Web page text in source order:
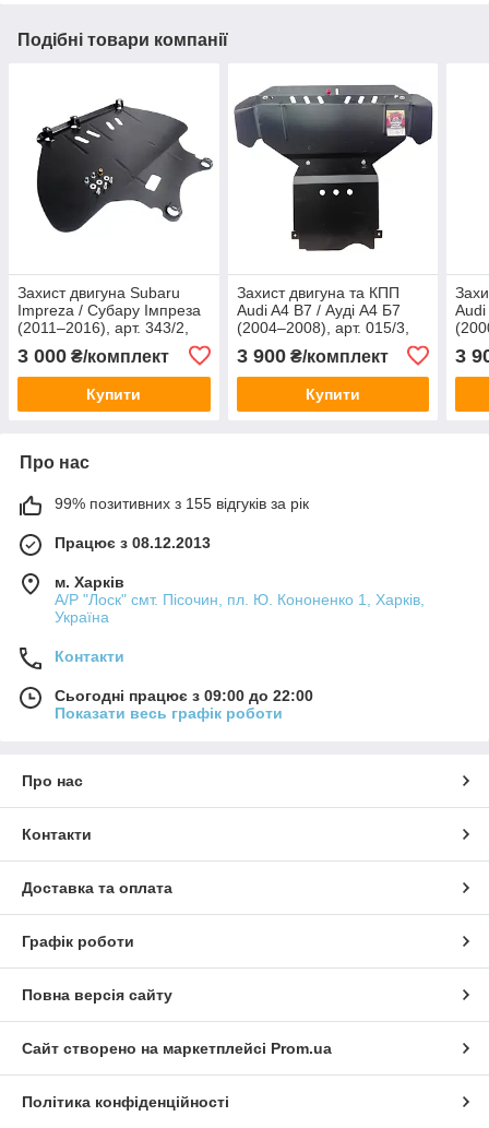
Подібні товари компанії
Захист двигуна Subaru
Impreza / Субару Імпреза
(2011–2016), арт. 343/2,
3 000 ₴/комплект
Купити
Захист двигуна та КПП
Audi A4 B7 / Ауді А4 Б7
(2004–2008), арт. 015/3,
3 900₴/комплект
Купити
Audi
3
Про нас
99% позитивних з 155 відгуків за рік
Працює з 08.12.2013
м. Харків
А/Р "Лоск" смт. Пісочин, пл. Ю. Кононенко 1, Харків,
Україна
Контакти
Сьогодні працює з 09:00 до 22:00
Показати весь графік роботи
Про нас
Контакти
Доставка та оплата
Графік роботи
Повна версія сайту
Сайт створено на маркетплейсі Prom.ua
Політика конфіденційності